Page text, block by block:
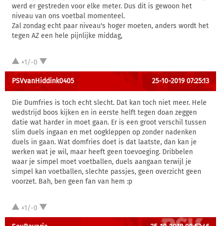
werd er gestreden voor elke meter. Dus dit is gewoon het
niveau van ons voetbal momenteel.
Zal zondag echt paar niveau's hoger moeten, anders wordt het
tegen AZ een hele pijnlijke middag,
+1/-0
PSVvanHiddink0405 25-10-2019 07:25:13
Die Dumfries is toch echt slecht. Dat kan toch niet meer. Hele
wedstrijd boos kijken en in eerste helft tegen doan zeggen
datie wat harder in moet gaan. Er is een groot verschil tussen
slim duels ingaan en met oogkleppen op zonder nadenken
duels in gaan. Wat domfries doet is dat laatste, dan kan je
werken wat je wil, maar heeft geen toevoeging. Dribbelen
waar je simpel moet voetballen, duels aangaan terwijl je
simpel kan voetballen, slechte passjes, geen overzicht geen
voorzet. Bah, ben geen fan van hem :p
+1/-0